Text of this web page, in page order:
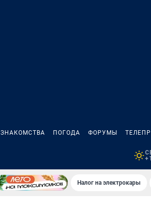
ЗНАКОМСТВА ПОГОДА ФОРУМЫ
Налог на электрокары